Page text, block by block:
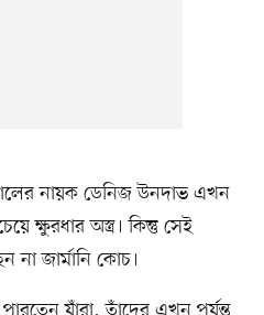
নায়ক ডেনিজ উনদাভ এখন
ক্ষুরধার অস্ত্র। কিন্তু সেই
না জার্মানি কোচ।